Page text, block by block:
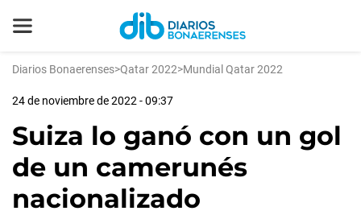
Diarios Bonaerenses>Qatar 2022>Mundial Qatar 2022
24 de noviembre de 2022 - 09:37
Suiza lo ganó con un gol
de un camerunés
nacionalizado